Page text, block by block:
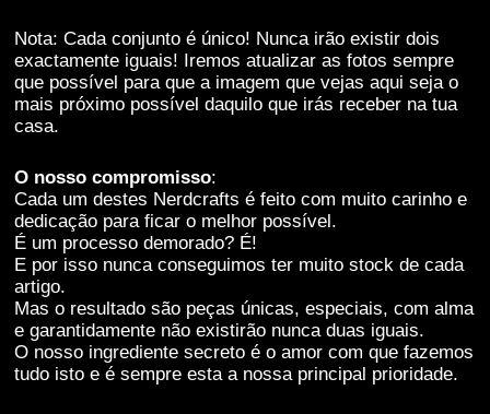
Nota: Cada conjunto é único! Nunca irão existir dois
exactamente iguais! Iremos atualizar as fotos sempre
que possível para que a imagem que vejas aqui seja o
mais próximo possível daquilo que irás receber na tua
casa.
O nosso compromisso:
Cada um destes Nerdcrafts é feito com muito carinho e
dedicação para ficar o melhor possível.
É um processo demorado? É!
E por isso nunca conseguimos ter muito stock de cada
artigo.
Mas o resultado são peças únicas, especiais, com alma
e garantidamente não existirão nunca duas iguais.
O nosso ingrediente secreto é o amor com que fazemos
tudo isto e é sempre esta a nossa principal prioridade.